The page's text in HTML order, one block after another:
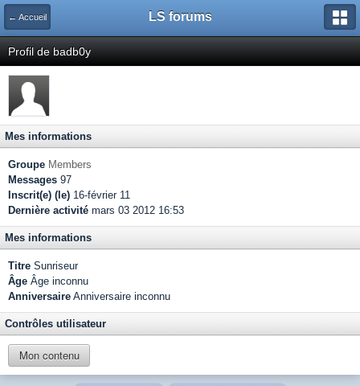
← Accueil LS forums
Profil de badb0y
Mes informations
Groupe Members
Messages 97
Inscrit(e) (le) 16-février 11
Dernière activité mars 03 2012 16:53
Mes informations
Titre Sunriseur
Âge Âge inconnu
Anniversaire Anniversaire inconnu
Contrôles utilisateur
Mon contenu